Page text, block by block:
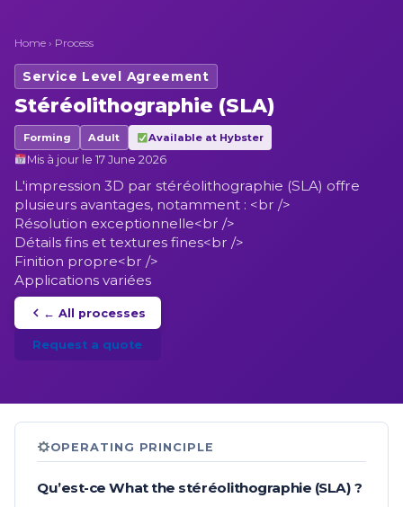
Home › Process
Service Level Agreement
Stéréolithographie (SLA)
Forming Adult Available at Hybster
Mis à jour le 17 June 2026
L'impression 3D par stéréolithographie (SLA) offre
plusieurs avantages, notamment : <br />
Résolution exceptionnelle<br />
Détails fins et textures fines<br />
Finition propre<br />
Applications variées
← All processes
Request a quote
OPERATING PRINCIPLE
Qu’est-ceWhat the stéréolithographie (SLA) ?